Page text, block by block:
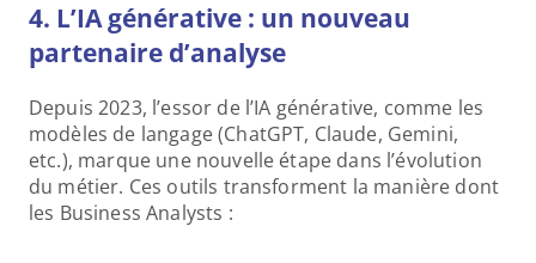
4. L’IA générative : un nouveau
partenaire d’analyse
Depuis 2023, l’essor de l’IA générative, comme les
modèles de langage (ChatGPT, Claude, Gemini,
etc.), marque une nouvelle étape dans l’évolution
du métier. Ces outils transforment la manière dont
les Business Analysts :